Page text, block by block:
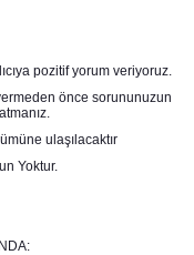
pozitif yorum veriyoruz.
önce sorununuzun
ulaşılacaktır
Yoktur.